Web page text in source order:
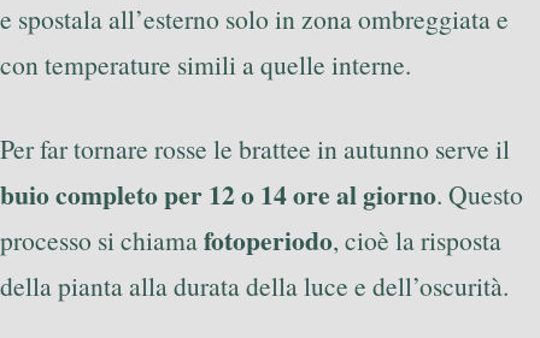
e spostala all’esterno solo in zona ombreggiata e
con temperature simili a quelle interne.
Per far tornare rosse le brattee in autunno serve il
buio completo per 12 o 14 ore al giorno. Questo
processo si chiamafotoperiodo, cioè la risposta
della pianta alla durata della luce e dell’oscurità.